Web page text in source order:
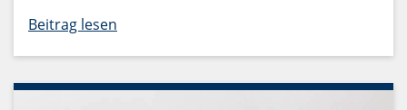
Beitrag lesen